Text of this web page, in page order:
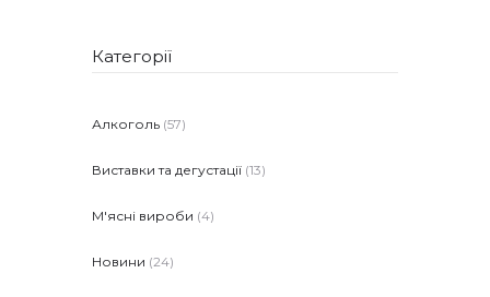
Категорії
Алкоголь (57)
Виставки та дегустації (13)
М'ясні вироби (4)
Новини (24)